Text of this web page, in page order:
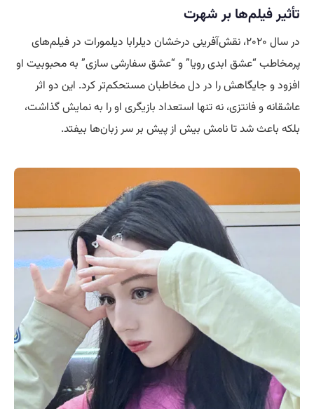
تأثیر فیلم‌ها بر شهرت
در سال ۲۰۲۰، نقش‌آفرینی درخشان دیلرابا دیلمورات در فیلم‌های
پرمخاطب “عشق ابدی رویا” و “عشق سفارشی سازی” به محبوبیت او
افزود و جایگاهش را در دل مخاطبان مستحکم‌تر کرد. این دو اثر
عاشقانه و فانتزی، نه تنها استعداد بازیگری او را به نمایش گذاشت،
بلکه باعث شد تا نامش بیش از پیش بر سر زبان‌ها بیفتد.